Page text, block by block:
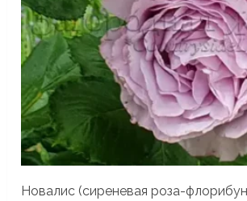
Новалис (сиреневая роза-